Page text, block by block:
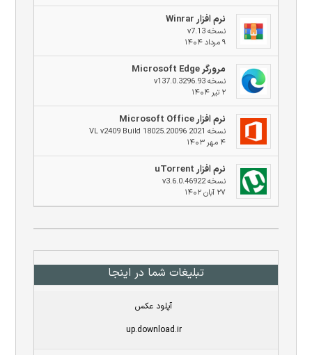
نرم افزار Winrar
نسخه v7.13
۹ مرداد ۱۴۰۴
مرورگر Microsoft Edge
نسخه v137.0.3296.93
۲ تیر ۱۴۰۴
نرم افزار Microsoft Office
نسخه 2021 VL v2409 Build 18025.20096
۴ مهر ۱۴۰۳
نرم افزار uTorrent
نسخه v3.6.0.46922
۲۷ آبان ۱۴۰۲
تبلیغات شما در اینجا
آپلود عکس
up.download.ir